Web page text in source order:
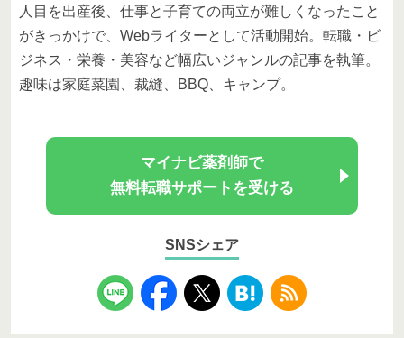
人目を出産後、仕事と子育ての両立が難しくなったこと
がきっかけで、Webライターとして活動開始。転職・ビ
ジネス・栄養・美容など幅広いジャンルの記事を執筆。
趣味は家庭菜園、裁縫、BBQ、キャンプ。
マイナビ薬剤師で
無料転職サポートを受ける
SNSシェア